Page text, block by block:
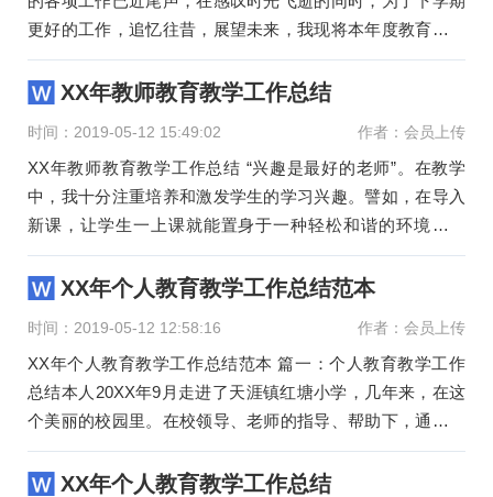
更好的工作，追忆往昔，展望未来，我现将本年度教育教学
工作情况总结如下：
XX年教师教育教学工作总结
时间：2019-05-12 15:49:02 作者：会员上传
XX年教师教育教学工作总结 “兴趣是最好的老师”。在教学
中，我十分注重培养和激发学生的学习兴趣。譬如，在导入
新课，让学生一上课就能置身于一种轻松和谐的环境氛围
中，而又不知
XX年个人教育教学工作总结范本
时间：2019-05-12 12:58:16 作者：会员上传
XX年个人教育教学工作总结范本 篇一：个人教育教学工作
总结本人20XX年9月走进了天涯镇红塘小学，几年来，在这
个美丽的校园里。在校领导、老师的指导、帮助下，通过自
己不断地学习、
XX年个人教育教学工作总结